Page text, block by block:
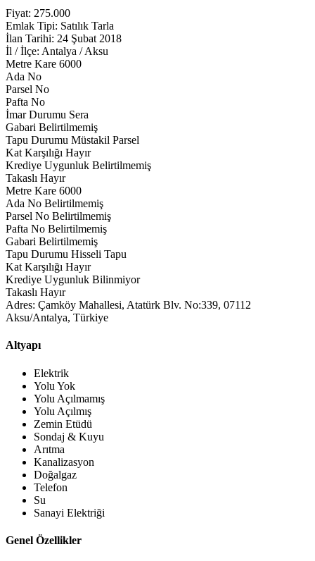
Fiyat: 275.000
Emlak Tipi: Satılık Tarla
İlan Tarihi: 24 Şubat 2018
İl / İlçe: Antalya / Aksu
Metre Kare 6000
Ada No
Parsel No
Pafta No
İmar Durumu Sera
Gabari Belirtilmemiş
Tapu Durumu Müstakil Parsel
Kat Karşılığı Hayır
Krediye Uygunluk Belirtilmemiş
Takaslı Hayır
Metre Kare 6000
Ada No Belirtilmemiş
Parsel No Belirtilmemiş
Pafta No Belirtilmemiş
Gabari Belirtilmemiş
Tapu Durumu Hisseli Tapu
Kat Karşılığı Hayır
Krediye Uygunluk Bilinmiyor
Takaslı Hayır
Adres: Çamköy Mahallesi, Atatürk Blv. No:339, 07112
Aksu/Antalya, Türkiye
Altyapı
Elektrik
Yolu Yok
Yolu Açılmamış
Yolu Açılmış
Zemin Etüdü
Sondaj & Kuyu
Arıtma
Kanalizasyon
Doğalgaz
Telefon
Su
Sanayi Elektriği
Genel Özellikler